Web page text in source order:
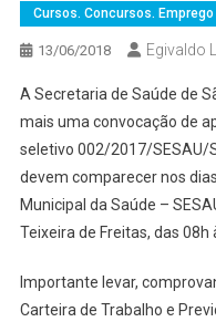
Cursos. Concursos. Emprego
13/06/2018 Egivaldo
A Secretaria de Saúde de
mais uma convocação de
seletivo 002/2017/SESAU/
devem comparecer nos
Municipal da Saúde –
Teixeira de Freitas, das 08h
Importante levar,
Carteira de Trabalho e